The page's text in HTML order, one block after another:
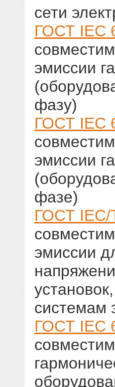
сети
ГОСТ IEC
эмиссии
фазу)
ГОСТ IEC
эмиссии
фазе)
ГОСТ IEC/
эмиссии
системам
ГОСТ IEC